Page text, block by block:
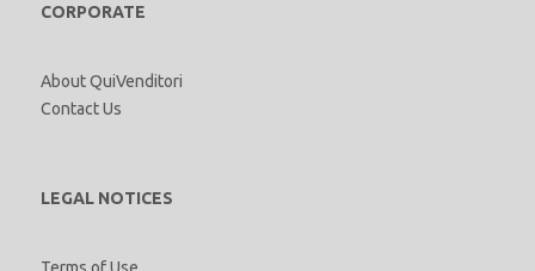
CORPORATE
About QuiVenditori
Contact Us
LEGAL NOTICES